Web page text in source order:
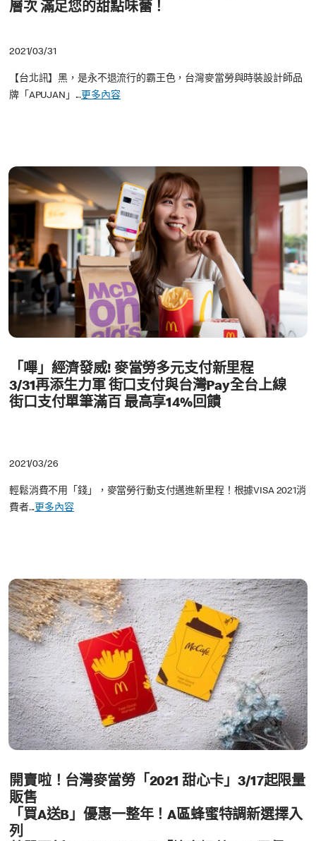
層次 滿足您的甜點味蕾！
2021/03/31
【台北訊】黑，是永不退流行的霸王色，台灣麥當勞與時裝設計師品
牌「APUJAN」...更多內容
「嗶」經濟發威! 麥當勞多元支付新里程
3/31再添生力軍 街口支付與台灣Pay全台上線
街口支付單筆滿百 最高享14%回饋
2021/03/26
輕鬆消費不用「錢」，麥當勞行動支付邁進新里程！根據VISA 2021消
費者...更多內容
開賣啦！台灣麥當勞「2021 甜心卡」3/17起限量
販售
「買A送B」優惠一整年！A區蜂蜜特調新選擇入
列